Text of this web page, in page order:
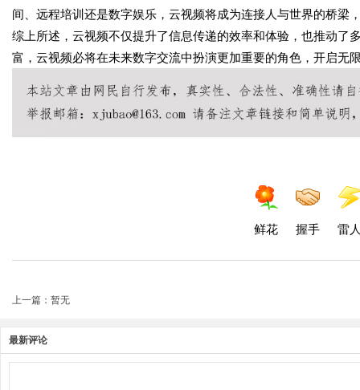
间、远程培训还是数字娱乐，云视频将成为连接人与世界的桥梁
综上所述，云视频不仅提升了信息传递的效率和体验，也推动了
富，云视频必将在未来数字交流中扮演更加重要的角色，开启无
鲜花 握手 雷
上一篇：暂无
最新评论